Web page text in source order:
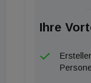
heute sehr fit
unser
Strauss. Sein
Aktivitäten
Ihre